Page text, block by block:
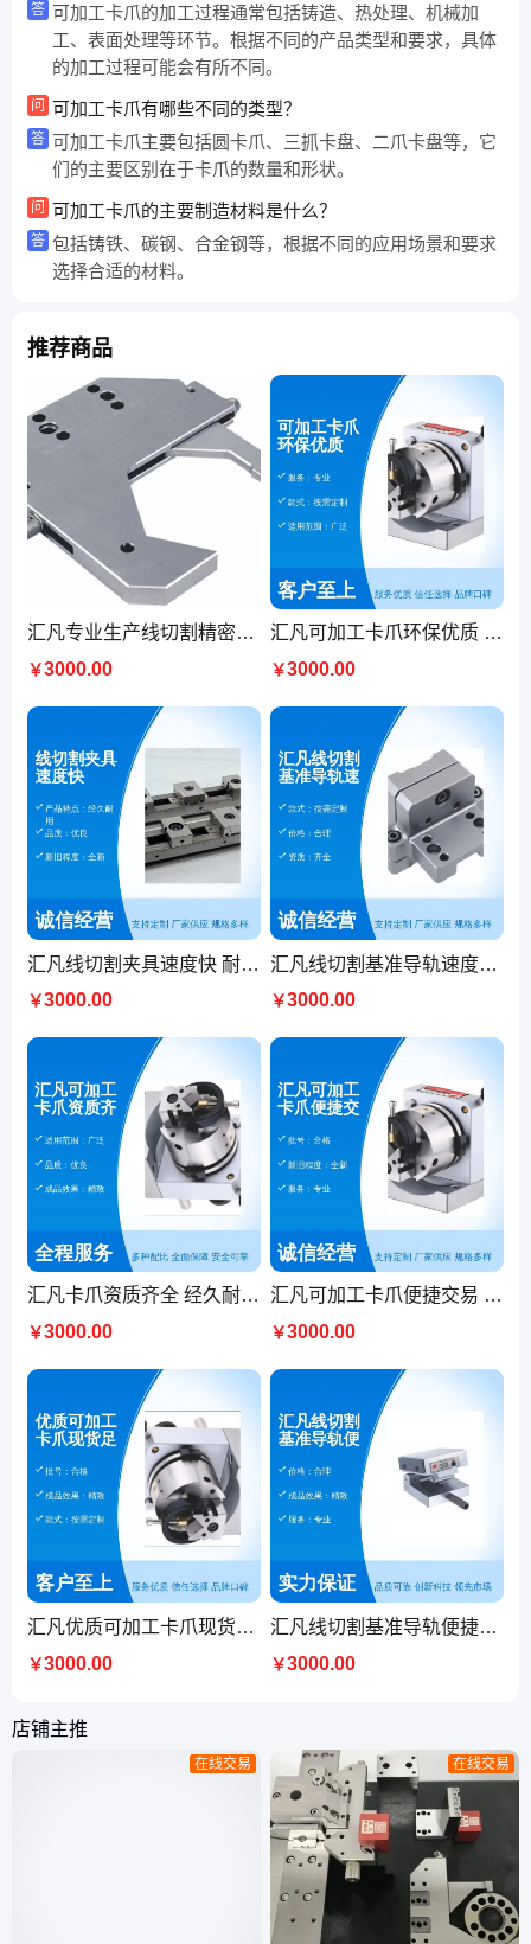
答 可加工卡爪的加工过程通常包括铸造、热处理、机械加
工、表面处理等环节。根据不同的产品类型和要求，具体
的加工过程可能会有所不同。
问 可加工卡爪有哪些不同的类型？
答 可加工卡爪主要包括圆卡爪、三抓卡盘、二爪卡盘等，它
们的主要区别在于卡爪的数量和形状。
问 可加工卡爪的主要制造材料是什么？
答 包括铸铁、碳钢、合金钢等，根据不同的应用场景和要求
选择合适的材料。
推荐商品
汇凡专业生产线切割精密夹具性能稳定 批号合格资质齐全专业服务
￥3000.00
汇凡可加工卡爪环保优质 精致成品 批号合格 品质优良
￥3000.00
汇凡线切割夹具速度快 耐用广泛适用专业定制
￥3000.00
汇凡线切割基准导轨速度快 精致品质 快速稳定 导轨导轨适用
￥3000.00
汇凡卡爪资质齐全 经久耐用按需定制 优质服务专业打造
￥3000.00
汇凡可加工卡爪便捷交易 适用广泛 精致成品 品质优良
￥3000.00
汇凡优质可加工卡爪现货足 全新定制 专业品质 经久耐用
￥3000.00
汇凡线切割基准导轨便捷交易 经久耐用 高精度导轨物美价廉
￥3000.00
店铺主推
在线交易 在线交易